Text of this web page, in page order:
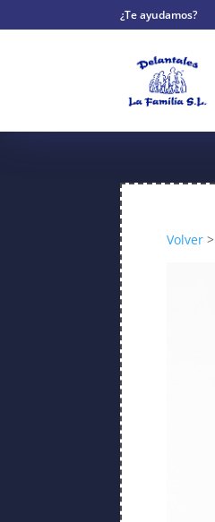
¿Te ayudamos?
Volver>